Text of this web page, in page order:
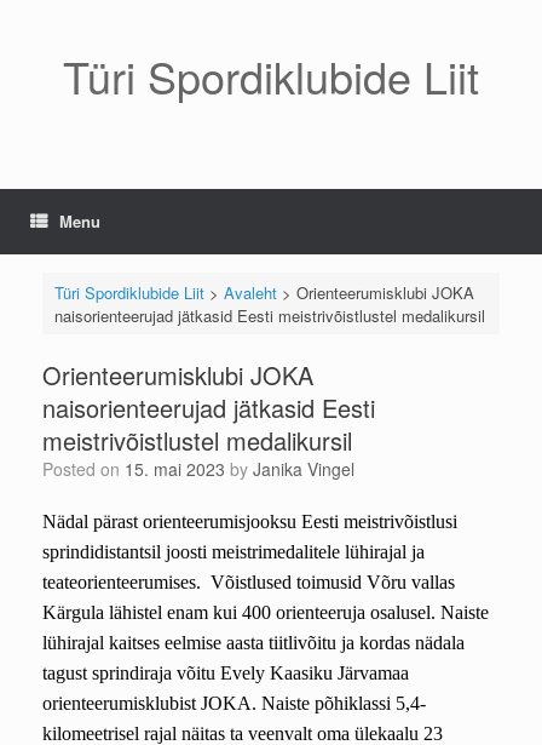
Türi Spordiklubide Liit
Menu
Türi Spordiklubide Liit> Avaleht> Orienteerumisklubi JOKA
naisorienteerujad jätkasid Eesti meistrivõistlustel medalikursil
Orienteerumisklubi JOKA
naisorienteerujad jätkasid Eesti
meistrivõistlustel medalikursil
Posted on 15. mai 2023 by Janika Vingel
Nädal pärast orienteerumisjooksu Eesti meistrivõistlusi
sprindidistantsil joosti meistrimedalitele lühirajal ja
teateorienteerumises. Võistlused toimusid Võru vallas
Kärgula lähistel enam kui 400 orienteeruja osalusel. Naiste
lühirajal kaitses eelmise aasta tiitlivõitu ja kordas nädala
tagust sprindiraja võitu Evely Kaasiku Järvamaa
orienteerumisklubist JOKA. Naiste põhiklassi 5,4-
kilomeetrisel rajal näitas ta veenvalt oma ülekaalu 23